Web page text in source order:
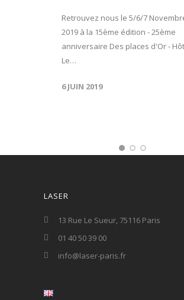
Retrouvez nous le 5/6/7
2019 à la 15ème édition - 25ème
anniversaire Des places d'Or -
Le…
6 JUIN 2019
LASER
13 Rue Le Sueur, 75116 Paris
01 40 50 39 00
info@laser-paris.fr